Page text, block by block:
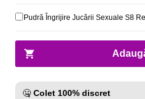
Pudră Îngrijire Jucării Sexuale S8
🤐 Colet 100% discret